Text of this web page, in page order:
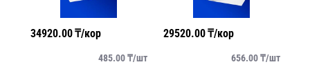
34920.00₸/кор
485.00₸/шт
29520.00₸/кор
656.00₸/шт